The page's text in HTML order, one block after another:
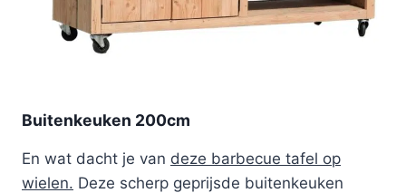
Buitenkeuken 200cm
En wat dacht je van deze barbecue tafel op
wielen. Deze scherp geprijsde buitenkeuken